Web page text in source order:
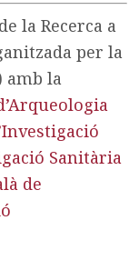
la Recerca a
per la
amb la
Sanitària
de